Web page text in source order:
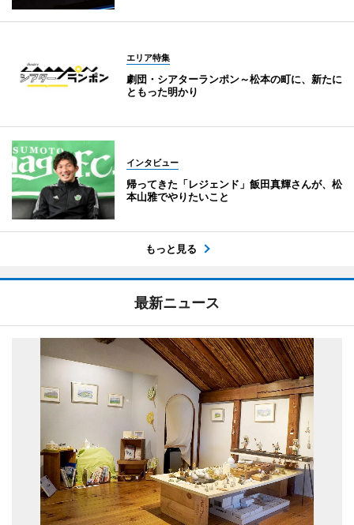
エリア特集
劇団・シアターランポン～松本の町に、新たに
ともった明かり
インタビュー
帰ってきた「レジェンド」飯田真輝さんが、松
本山雅でやりたいこと
もっと見る
最新ニュース